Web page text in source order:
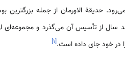
حدیقة الاورمان از جمله بزرگترین
از تأسیس آن می­‌گذرد و مجموعه‌­ای
در خود جای داده است.[۱]